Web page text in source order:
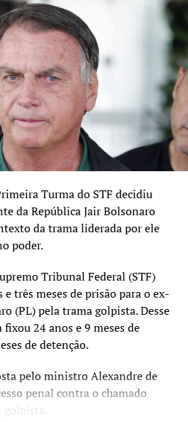
perícia em implantes de coluna
nacionais no Largo da
Turma do STF decidiu
da República Jair Bolsonaro
da trama liderada por ele
poder.
Tribunal Federal (STF)
três meses de prisão para o ex-
(PL) pela trama golpista. Desse
24 anos e 9 meses de
de detenção.
pelo ministro Alexandre de
penal contra o chamado